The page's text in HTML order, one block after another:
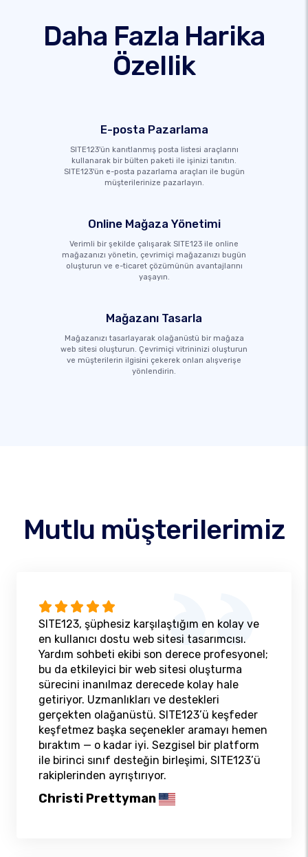
Daha Fazla Harika
Özellik
E-posta Pazarlama
SITE123'ün kanıtlanmış posta listesi araçlarını
kullanarak bir bülten paketi ile işinizi tanıtın.
SITE123'ün e-posta pazarlama araçları ile bugün
müşterilerinize pazarlayın.
Online Mağaza Yönetimi
Verimli bir şekilde çalışarak SITE123 ile online
mağazanızı yönetin, çevrimiçi mağazanızı bugün
oluşturun ve e-ticaret çözümünün avantajlarını
yaşayın.
Mağazanı Tasarla
Mağazanızı tasarlayarak olağanüstü bir mağaza
web sitesi oluşturun. Çevrimiçi vitrininizi oluşturun
ve müşterilerin ilgisini çekerek onları alışverişe
yönlendirin.
Mutlu müşterilerimiz
SITE123, şüphesiz karşılaştığım en kolay ve
en kullanıcı dostu web sitesi tasarımcısı.
Yardım sohbeti ekibi son derece profesyonel;
bu da etkileyici bir web sitesi oluşturma
sürecini inanılmaz derecede kolay hale
getiriyor. Uzmanlıkları ve destekleri
gerçekten olağanüstü. SITE123’ü keşfeder
keşfetmez başka seçenekler aramayı hemen
bıraktım — o kadar iyi. Sezgisel bir platform
ile birinci sınıf desteğin birleşimi, SITE123’ü
rakiplerinden ayrıştırıyor.
Christi Prettyman